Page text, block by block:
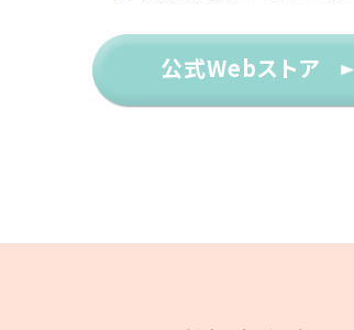
公式Webストア